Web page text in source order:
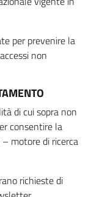
per prevenire la
non
di cui sopra non
consentire la
motore di ricerca
richieste di